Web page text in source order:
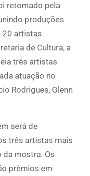
retomado pela
produções
20 artistas
de Cultura, a
três artistas
atuação no
Rodrigues, Glenn
será de
três artistas mais
da mostra. Os
prêmios em